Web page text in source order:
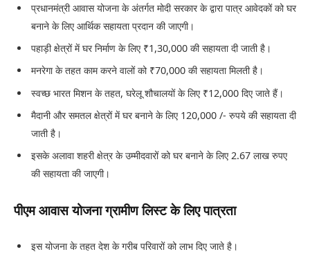
प्रधानमंत्री आवास योजना के अंतर्गत मोदी सरकार के द्वारा पात्र आवेदकों को घर
बनाने के लिए आर्थिक सहायता प्रदान की जाएगी।
पहाड़ी क्षेत्रों में घर निर्माण के लिए ₹1,30,000 की सहायता दी जाती है।
मनरेगा के तहत काम करने वालों को ₹70,000 की सहायता मिलती है।
स्वच्छ भारत मिशन के तहत, घरेलू शौचालयों के लिए ₹12,000 दिए जाते हैं।
मैदानी और समतल क्षेत्रों में घर बनाने के लिए 120,000 /- रुपये की सहायता दी
जाती है।
इसके अलावा शहरी क्षेत्र के उम्मीदवारों को घर बनाने के लिए 2.67 लाख रुपए
की सहायता की जाएगी।
पीएम आवास योजना ग्रामीण लिस्ट के लिए पात्रता
इस योजना के तहत देश के गरीब परिवारों को लाभ दिए जाते है।